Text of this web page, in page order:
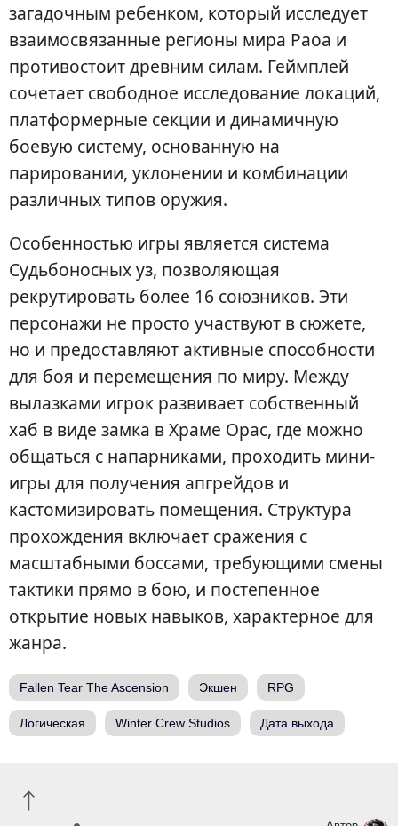
загадочным ребенком, который исследует
взаимосвязанные регионы мира Раоа и
противостоит древним силам. Геймплей
сочетает свободное исследование локаций,
платформерные секции и динамичную
боевую систему, основанную на
парировании, уклонении и комбинации
различных типов оружия.
Особенностью игры является система
Судьбоносных уз, позволяющая
рекрутировать более 16 союзников. Эти
персонажи не просто участвуют в сюжете,
но и предоставляют активные способности
для боя и перемещения по миру. Между
вылазками игрок развивает собственный
хаб в виде замка в Храме Орас, где можно
общаться с напарниками, проходить мини-
игры для получения апгрейдов и
кастомизировать помещения. Структура
прохождения включает сражения с
масштабными боссами, требующими смены
тактики прямо в бою, и постепенное
открытие новых навыков, характерное для
жанра.
Fallen Tear The Ascension Экшен RPG
Логическая Winter Crew Studios Дата выхода